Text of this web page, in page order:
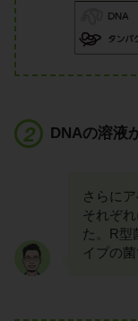
DNAの溶液
さらに
それぞれ
た。R型
イプの菌